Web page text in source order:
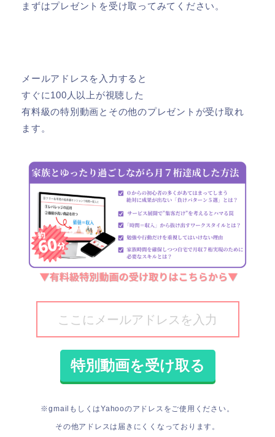
まずはプレゼントを受け取ってみてください。
メールアドレスを入力すると
すぐに100人以上が視聴した
有料級の特別動画とその他のプレゼントが受け取れ
ます。
※gmailもしくはYahooのアドレスをご使用ください。
その他アドレスは届きにくくなっております。